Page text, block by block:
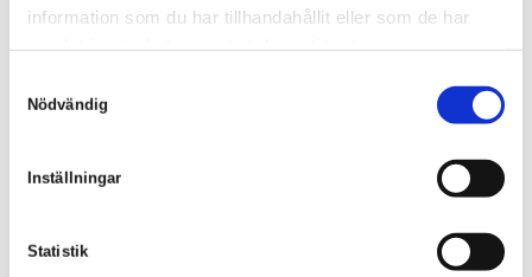
information som du har tillhandahållit eller som de har
Nödvändig
Inställningar
Statistik
Bozo Lukanovic
0346-48 765